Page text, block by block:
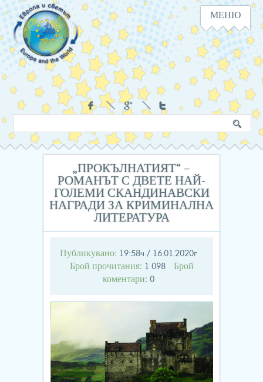
Навигация
МЕНЮ
Социални
в
сайта
дума
„ПРОКЪЛНАТИЯТ“ –
РОМАНЪТ С ДВЕТЕ НАЙ-
ГОЛЕМИ СКАНДИНАВСКИ
НАГРАДИ ЗА КРИМИНАЛНА
ЛИТЕРАТУРА
Публикувано: 19:58ч / 16.01.2020г
Брой прочитания: 1 098
Брой
коментари: 0